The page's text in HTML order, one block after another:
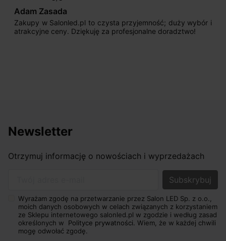
Adam Zasada
Zakupy w Salonled.pl to czysta przyjemność; duży wybór i
atrakcyjne ceny. Dziękuję za profesjonalne doradztwo!
Newsletter
Otrzymuj informację o nowościach i wyprzedażach
Wyrażam zgodę na przetwarzanie przez Salon LED Sp. z o.o.,
moich danych osobowych w celach związanych z korzystaniem
ze Sklepu internetowego salonled.pl w zgodzie i według zasad
określonych w Polityce prywatności. Wiem, że w każdej chwili
mogę odwołać zgodę.